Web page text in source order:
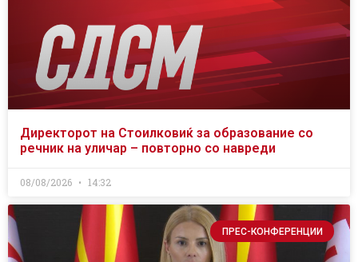
Директорот на Стоилковиќ за образование со
речник на уличар – повторно со навреди
08/08/2026 14:32
ПРЕС-КОНФЕРЕНЦИИ